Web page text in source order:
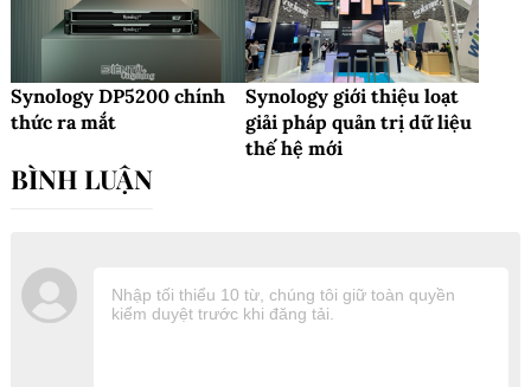
Synology DP5200 chính
thức ra mắt
Synology giới thiệu loạt
giải pháp quản trị dữ liệu
thế hệ mới